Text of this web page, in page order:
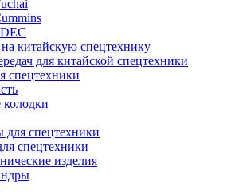
китайскую спецтехнику
для китайской спецтехники
спецтехники
для спецтехники
спецтехники
изделия